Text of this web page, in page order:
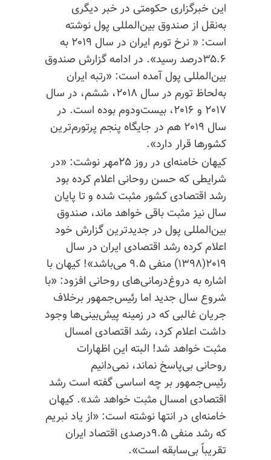
این خبرگزاری حکومتی در خبر دیگری
به‌نقل از صندوق بین‌المللی پول نوشته
است: « نرخ تورم ایران در سال ۲۰۱۹ به
۳۵.۶درصد رسید». در ادامه گزارش صندوق
بین‌المللی پول آمده است: «رتبه ایران
به‌لحاظ تورم در سال ۲۰۱۸، ششم، در سال
۲۰۱۷ و ۲۰۱۶، بیست‌ودوم بوده است. در
سال ۲۰۱۹ هم در جایگاه پنجم پرتورم‌ترین
کشورها قرار دارد».
کیهان خامنه‌ای در روز ۲۵مهر نوشت: «در
شرایطی که حسن روحانی اعلام کرده بود
رشد اقتصادی کشور مثبت شده و تا پایان
سال نیز مثبت باقی خواهد ماند، صندوق
بین‌المللی پول در جدیدترین گزارش خود
اعلام کرده رشد اقتصادی ایران در سال
۲۰۱۹(۱۳۹۸) منفی ۹.۵ می‌باشد»! کیهان با
اشاره به دروغ‌درمانی‌های روحانی افزود: «با
شروع سال جدید اما رئیس‌جمهور برخلاف
جریان غالبی که در زمینه پیش‌بینی‌ها وجود
داشت اعلام کرد، رشد اقتصادی امسال
مثبت خواهد شد! البته این اظهارات
روحانی بی‌پاسخ نماند، نمی‌دانیم
رئیس‌جمهور بر چه اساسی گفته است رشد
اقتصادی امسال مثبت خواهد شد». کیهان
خامنه‌ای در انتها نوشته است: «از یاد نبریم
که رشد منفی ۹.۵درصدی اقتصاد ایران
تقریباً بی‌سابقه است».